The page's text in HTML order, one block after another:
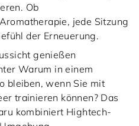
Ob
jede Sitzung
der Erneuerung.
genießen
Warum in einem
bleiben, wenn Sie mit
trainieren können? Das
kombiniert Hightech-